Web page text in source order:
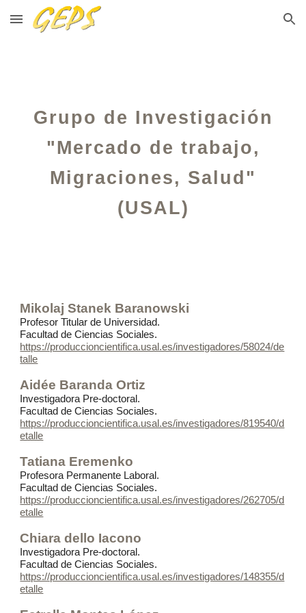
Skip to main content Skip to navigation
Grupo de Investigación
"Mercado de trabajo,
Migraciones, Salud"
(USAL)
Mikolaj Stanek Baranowski
Profesor Titular de Universidad.
Facultad de Ciencias Sociales.
https://produccioncientifica.usal.es/investigadores/58024/de
talle
Aidée Baranda Ortiz
Investigadora Pre-doctoral .
Facultad de Ciencias Sociales.
https://produccioncientifica.usal.es/investigadores/819540/d
etalle
Tatiana Eremenko
Profesora Permanente Laboral .
Facultad de Ciencias Sociales.
https://produccioncientifica.usal.es/investigadores/262705/d
etalle
Chiara dello Iacono
Investigadora Pre-doctoral .
Facultad de Ciencias Sociales.
https://produccioncientifica.usal.es/investigadores/148355/d
etalle